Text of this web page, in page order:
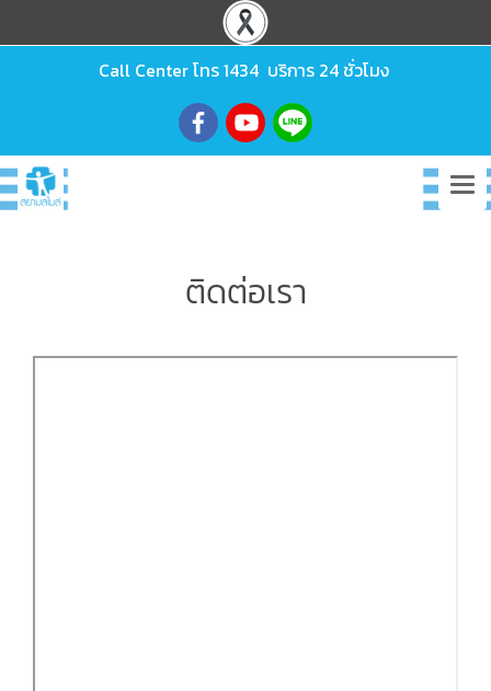
Call Center โทร1434บริการ 24 ชั่วโมง
ติดต่อเรา